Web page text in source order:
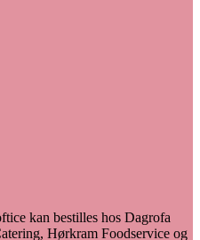
kan bestilles hos Dagrofa
Hørkram Foodservice og